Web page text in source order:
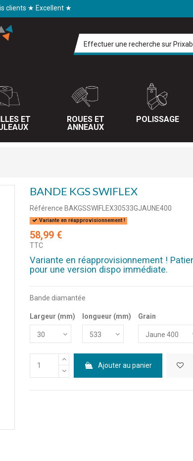
clients ★ Excellent ★
ET
ROUES ET
ANNEAUX
POLISSAGE
BANDE KGS SWIFLEX
Référence BAKGSSWIFLEX30533GJAUNE400
Variante en réapprovisionnement !
58,99 €
TTC
Variante en réapprovisionnement !
pour une version dispo immédiate.
Bande diamantée
Largeur (mm) longueur (mm) Grain
Ajouter au panier